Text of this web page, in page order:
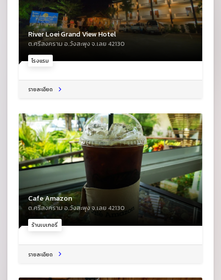
โรงแรม
River Loei Grand View Hotel
ต.ศรีสงคราม อ.วังสะพุง จ.เลย 42130
รายละเอียด
ร้านเบเกอรี่
Cafe Amazon
ต.ศรีสงคราม อ.วังสะพุง จ.เลย 42130
รายละเอียด